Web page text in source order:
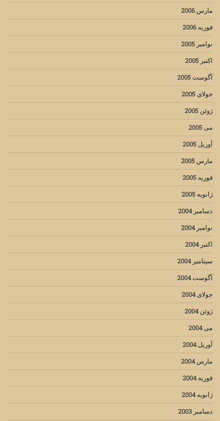
مارس 2006
فوریه 2006
نوامبر 2005
اکتبر 2005
آگوست 2005
جولای 2005
ژوئن 2005
می 2005
آوریل 2005
مارس 2005
فوریه 2005
ژانویه 2005
دسامبر 2004
نوامبر 2004
اکتبر 2004
سپتامبر 2004
آگوست 2004
جولای 2004
ژوئن 2004
می 2004
آوریل 2004
مارس 2004
فوریه 2004
ژانویه 2004
دسامبر 2003